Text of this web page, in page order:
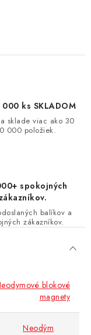
ks SKLADOM
sklade viac ako 30
000 položiek.
spokojných
balíkov a
zákazníkov.
blokové
magnety
Neodým